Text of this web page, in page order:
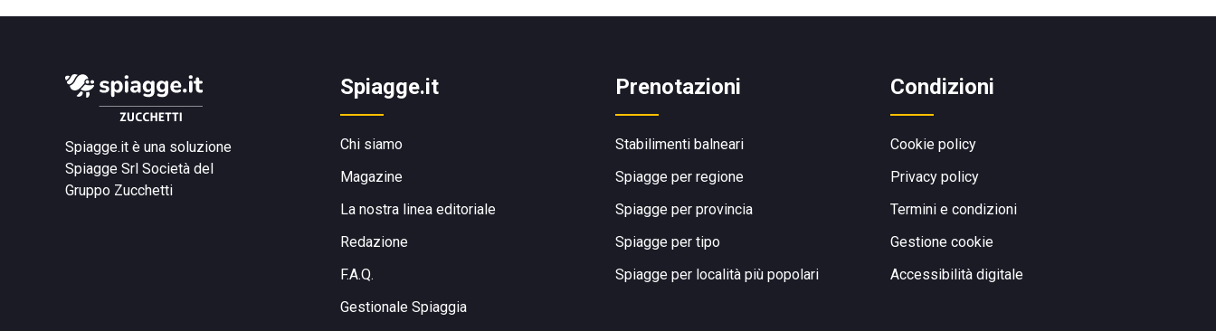
Spiagge.it è una soluzione
Spiagge Srl Società del
Gruppo Zucchetti
Spiagge.it
Chi siamo
Magazine
La nostra linea editoriale
Redazione
F.A.Q.
Gestionale Spiaggia
Prenotazioni
Stabilimenti balneari
Spiagge per regione
Spiagge per provincia
Spiagge per tipo
Spiagge per località più popolari
Condizioni
Cookie policy
Privacy policy
Termini e condizioni
Gestione cookie
Accessibilità digitale